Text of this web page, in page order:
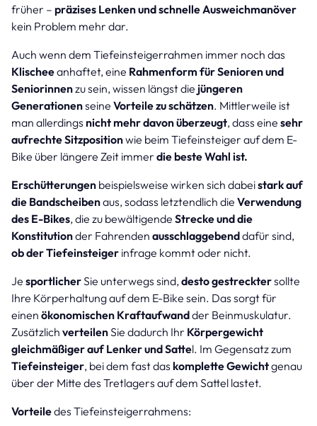
früher – präzises Lenken und schnelle Ausweichmanöver
kein Problem mehr dar.
Auch wenn dem Tiefeinsteigerrahmen immer noch das
Klischeeanhaftet, eine Rahmenform für Senioren und
Seniorinnenzu sein, wissen längst die jüngeren
Generationenseine Vorteile zu schätzen. Mittlerweile ist
man allerdings nicht mehr davon überzeugt, dass eine sehr
aufrechte Sitzpositionwie beim Tiefeinsteiger auf dem E-
Bike über längere Zeit immer die beste Wahl ist.
Erschütterungen beispielsweise wirken sich dabeistark auf
die Bandscheibenaus, sodass letztendlich die Verwendung
des E-Bikes, die zu bewältigende Strecke und die
Konstitutionder Fahrenden ausschlaggebenddafür sind,
ob der Tiefeinsteiger infrage kommt oder nicht.
Je sportlicherSie unterwegs sind, desto gestrecktersollte
Ihre Körperhaltung auf dem E-Bike sein. Das sorgt für
einen ökonomischen Kraftaufwandder Beinmuskulatur.
Zusätzlich verteilenSie dadurch Ihr Körpergewicht
gleichmäßiger auf Lenker und Sattel. Im Gegensatz zum
Tiefeinsteiger, bei dem fast das komplette Gewichtgenau
über der Mitte des Tretlagers auf dem Sattel lastet.
Vorteiledes Tiefeinsteigerrahmens: